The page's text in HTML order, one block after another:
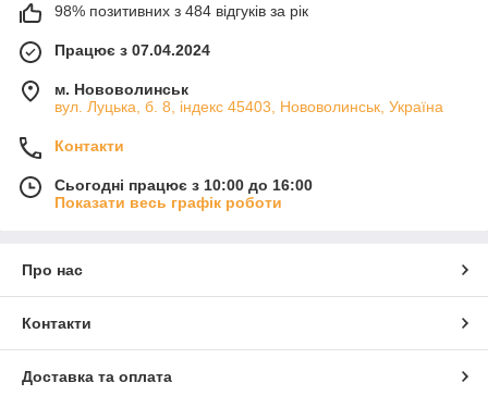
98% позитивних з 484 відгуків за рік
Працює з 07.04.2024
м. Нововолинськ
вул. Луцька, б. 8, індекс 45403, Нововолинськ, Україна
Контакти
Сьогодні працює з 10:00 до 16:00
Показати весь графік роботи
Про нас
Контакти
Доставка та оплата